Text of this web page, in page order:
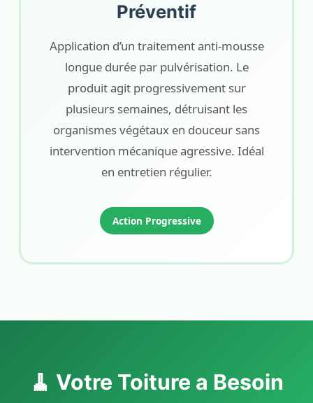
Préventif
Application d’un traitement anti-mousse
longue durée par pulvérisation. Le
produit agit progressivement sur
plusieurs semaines, détruisant les
organismes végétaux en douceur sans
intervention mécanique agressive. Idéal
en entretien régulier.
Action Progressive
🧹 Votre Toiture a Besoin